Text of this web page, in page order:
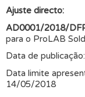
Ajuste directo:
AD0001/2018/
para o ProLAB
Data de
Data limite
14/05/2018